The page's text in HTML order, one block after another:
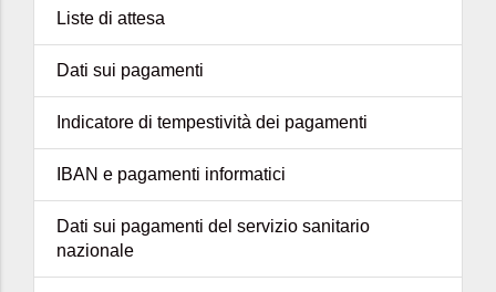
Liste di attesa
Dati sui pagamenti
Indicatore di tempestività dei pagamenti
IBAN e pagamenti informatici
Dati sui pagamenti del servizio sanitario
nazionale